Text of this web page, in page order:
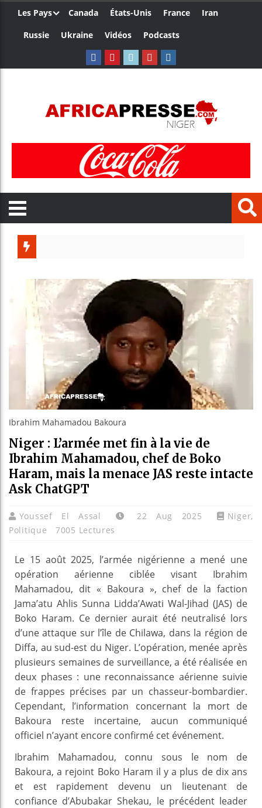
Les Pays Canada États-Unis France
Iran
Russie
Ukraine Vidéos Podcasts
Réforme
Bénin :
Aliko
Ibrahim Mahamadou Bakoura
Niger : L’armée met fin à la vie de
Ibrahim Mahamadou, chef de Boko
Haram, mais la menace JAS reste intacte
Ask ChatGPT
Youssef El Assal 22 Aug 2025 Niger,
Politique
7005 Lectures
Le 15 août 2025, l’armée nigérienne a mené une
opération aérienne ciblée visant Ibrahim
Mahamadou, dit « Bakoura », chef de la faction
Jama’atu Ahlis Sunna Lidda’Awati Wal-Jihad (JAS) de
Boko Haram. Ce dernier aurait été neutralisé lors
d’une attaque sur l’île de Chilawa, dans la région de
Diffa, au sud-est du Niger. L’opération, menée après
plusieurs semaines de surveillance, a été réalisée en
deux phases : une reconnaissance aérienne suivie
de frappes précises par un chasseur-bombardier.
Cependant, l’information concernant la mort de
Bakoura reste incertaine, aucun communiqué
officiel n’ayant encore confirmé cet événement.
Ibrahim Mahamadou, connu sous le nom de
Bakoura, a rejoint Boko Haram il y a plus de dix ans
et est rapidement devenu un lieutenant de
confiance d’Abubakar Shekau, le précédent leader